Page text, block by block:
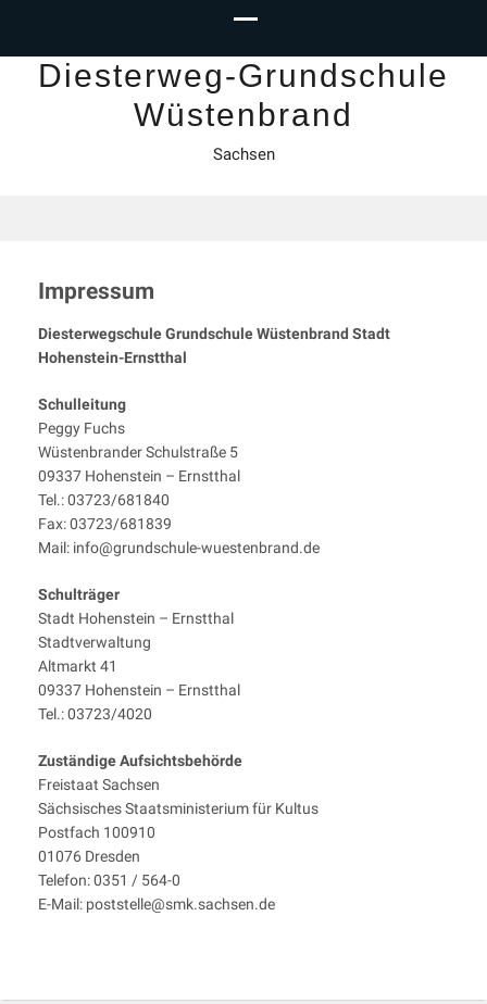
Diesterweg-Grundschule
Wüstenbrand
Sachsen
Impressum
Diesterwegschule Grundschule Wüstenbrand Stadt
Hohenstein-Ernstthal
Schulleitung
Peggy Fuchs
Wüstenbrander Schulstraße 5
09337 Hohenstein – Ernstthal
Tel.: 03723/681840
Fax: 03723/681839
Mail: info@grundschule-wuestenbrand.de
Schulträger
Stadt Hohenstein – Ernstthal
Stadtverwaltung
Altmarkt 41
09337 Hohenstein – Ernstthal
Tel.: 03723/4020
Zuständige Aufsichtsbehörde
Freistaat Sachsen
Sächsisches Staatsministerium für Kultus
Postfach 100910
01076 Dresden
Telefon: 0351 / 564-0
E-Mail: poststelle@smk.sachsen.de